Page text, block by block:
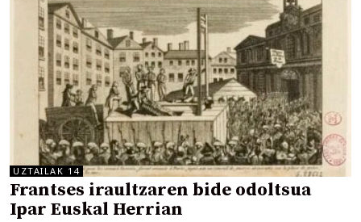
UZTAILAK 14
Frantses iraultzaren bide odoltsua
Ipar Euskal Herrian